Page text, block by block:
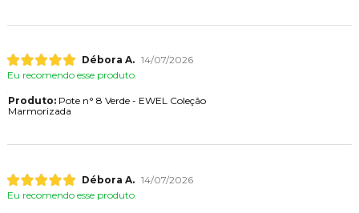
Débora A. 14/07/2026
Eu recomendo esse produto.
Produto:Pote n° 8 Verde - EWEL Coleção
Marmorizada
Débora A. 14/07/2026
Eu recomendo esse produto.